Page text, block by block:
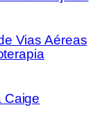
Vias Aéreas
Caige